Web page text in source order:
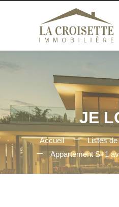
JE
Accueil Listes de
Appartement S+1